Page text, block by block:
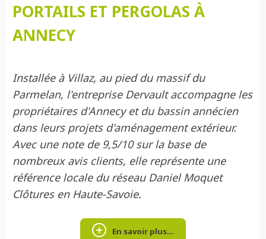
PORTAILS ET PERGOLAS À
ANNECY
Installée à Villaz, au pied du massif du
Parmelan, l'entreprise Dervault accompagne les
propriétaires d'Annecy et du bassin annécien
dans leurs projets d'aménagement extérieur.
Avec une note de 9,5/10 sur la base de
nombreux avis clients, elle représente une
référence locale du réseau Daniel Moquet
Clôtures en Haute-Savoie.
En savoir plus...